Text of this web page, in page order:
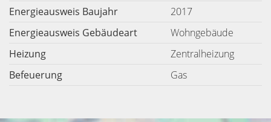
Energieausweis Baujahr
2017
Energieausweis Gebäudeart
Wohngebäude
Heizung
Zentralheizung
Befeuerung
Gas